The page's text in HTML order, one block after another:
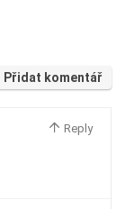
Přidat komentář
Reply